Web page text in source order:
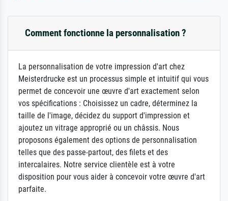
Comment fonctionne la personnalisation ?
La personnalisation de votre impression d'art chez
Meisterdrucke est un processus simple et intuitif qui vous
permet de concevoir une œuvre d'art exactement selon
vos spécifications : Choisissez un cadre, déterminez la
taille de l'image, décidez du support d'impression et
ajoutez un vitrage approprié ou un châssis. Nous
proposons également des options de personnalisation
telles que des passe-partout, des filets et des
intercalaires. Notre service clientèle est à votre
disposition pour vous aider à concevoir votre œuvre d'art
parfaite.